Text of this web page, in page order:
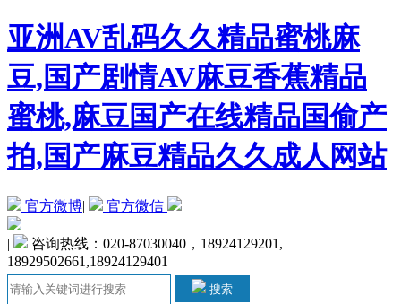
亚洲AV乱码久久精品蜜桃麻
豆,国产剧情AV麻豆香蕉精品
蜜桃,麻豆国产在线精品国偷产
拍,国产麻豆精品久久成人网站
官方微博| 官方微信
|
咨询热线：020-87030040，18924129201,
18929502661,18924129401
搜索